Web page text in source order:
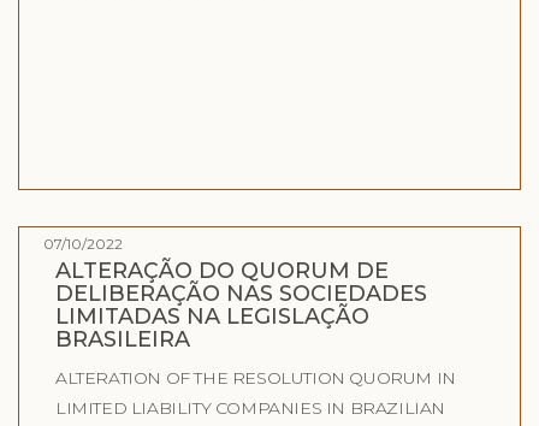
07/10/2022
ALTERAÇÃO DO QUORUM DE
DELIBERAÇÃO NAS SOCIEDADES
LIMITADAS NA LEGISLAÇÃO
BRASILEIRA
ALTERATION OF THE RESOLUTION QUORUM IN
LIMITED LIABILITY COMPANIES IN BRAZILIAN